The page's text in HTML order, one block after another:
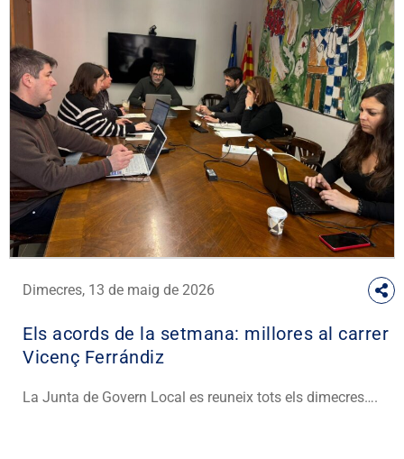
Dimecres, 13 de maig de 2026
Els acords de la setmana: millores al carrer
Vicenç Ferrándiz
La Junta de Govern Local es reuneix tots els dimecres….